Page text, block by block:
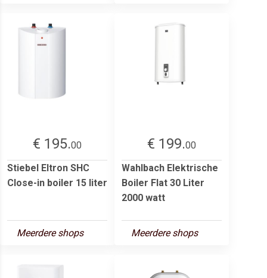
€ 195.00
Stiebel Eltron SHC
Close-in boiler 15 liter
Meerdere shops
€ 199.00
Wahlbach Elektrische
Boiler Flat 30 Liter
2000 watt
Meerdere shops